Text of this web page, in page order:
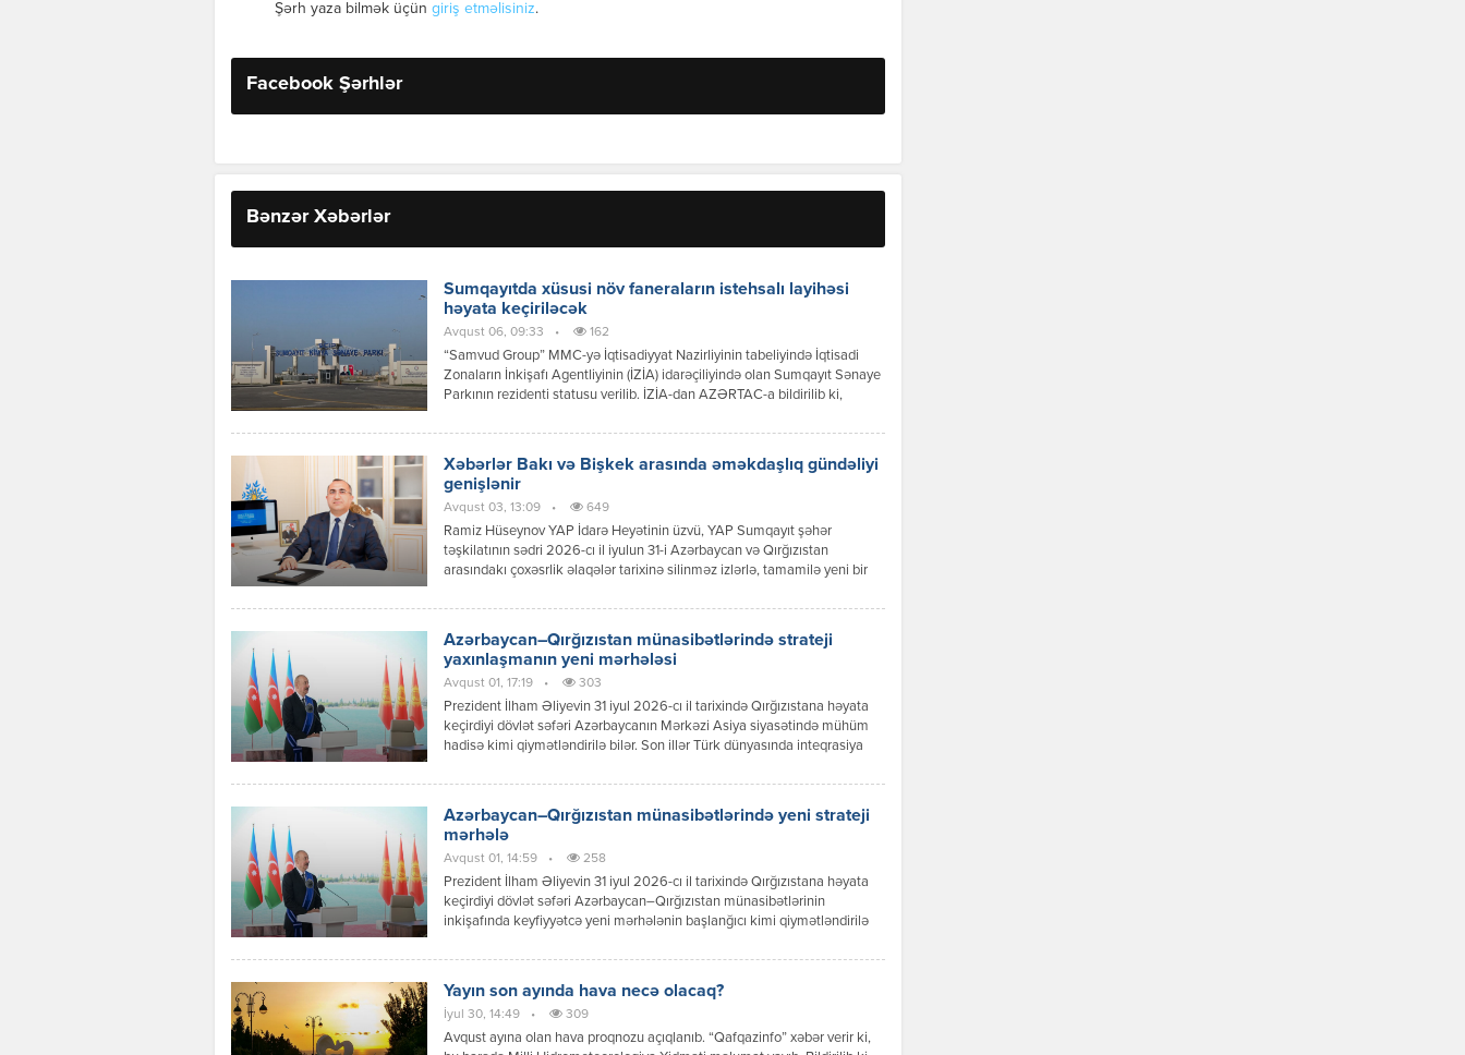
Şərh yaza bilmək üçün giriş etməlisiniz.
Facebook Şərhlər
Bənzər Xəbərlər
Sumqayıtda xüsusi növ faneraların istehsalı layihəsi
həyata keçiriləcək
Avqust 06, 09:33 • 162
“Samvud Group” MMC-yə İqtisadiyyat Nazirliyinin tabeliyində İqtisadi
Zonaların İnkişafı Agentliyinin (İZİA) idarəçiliyində olan Sumqayıt Sənaye
Parkının rezidenti statusu verilib. İZİA-dan AZƏRTAC-a bildirilib ki,
layihəsi çərçivəsində 100-dən çox iş yerinin yaradılması nəzərdə tutulur.
Xəbərlər Bakı və Bişkek arasında əməkdaşlıq gündəliyi
genişlənir
Avqust 03, 13:09 • 649
Ramiz Hüseynov YAP İdarə Heyətinin üzvü, YAP Sumqayıt şəhər
təşkilatının sədri 2026-cı il iyulun 31-i Azərbaycan və Qırğızıstan
arasındakı çoxəsrlik əlaqələr tarixinə silinməz izlərlə, tamamilə yeni bir
Azərbaycan Respublikasının Prezidenti İlham Əliyevin Qırğız
qaydalarının icrası deyildi; bu, ortaq köklərə, […]
Azərbaycan–Qırğızıstan münasibətlərində strateji
yaxınlaşmanın yeni mərhələsi
Avqust 01, 17:19 • 303
Prezident İlham Əliyevin 31 iyul 2026-cı il tarixində Qırğızıstana həyata
keçirdiyi dövlət səfəri Azərbaycanın Mərkəzi Asiya siyasətində mühüm
hadisə kimi qiymətləndirilə bilər. Son illər Türk dünyasında inteqrasiya
münasibətlər də yeni məzmun qazanır. Dövlət başçılarının görüşü zamanı
dialoqu […]
Azərbaycan–Qırğızıstan münasibətlərində yeni strateji
mərhələ
Avqust 01, 14:59 • 258
Prezident İlham Əliyevin 31 iyul 2026-cı il tarixində Qırğızıstana həyata
keçirdiyi dövlət səfəri Azərbaycan–Qırğızıstan münasibətlərinin
inkişafında keyfiyyətcə yeni mərhələnin başlanğıcı kimi qiymətləndirilə
sənədlər, qəbul edilən qərarlar və verilən siyasi mesajlar göstərir ki,
müttəfiqlik səviyyəsinə yüksəltmək əzmindədir. Prezident İlham Əliyevin
“Müttəfiqlik münasibətləri […]
Yayın son ayında hava necə olacaq?
İyul 30, 14:49 • 309
Avqust ayına olan hava proqnozu açıqlanıb. “Qafqazinfo” xəbər verir ki,